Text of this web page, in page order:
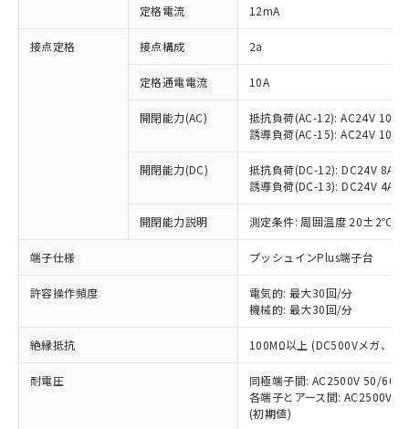
定格電流 12mA
接点定格 接点構成 2a
定格通電電流 10A
開閉能力(AC)
抵抗負荷(AC-12): AC24V 10A/
誘導負荷(AC-15): AC24V
開閉能力(DC)
抵抗負荷(DC-12): DC24V 8A/
誘導負荷(DC-13): DC24V 4A/
開閉能力説明 測定条件: 周囲温度 20±2℃、
端子仕様 プッシュインPlus端子台
許容操作頻度
電気的: 最大30回/分
機械的: 最大30回/分
絶縁抵抗 100MΩ以上 (DC500Vメガ、点
耐電圧
同極端子間: AC2500V 50/
各端子とアース間: AC2500V
(初期値)
ご利用条件
以下の条件をお読みいただき、同意のうえ
ご利用ください。
本サービスは、当社制御機器事業取扱
商品の当社在庫状況および標準価格
(税抜)を提供させていただくもので
当社制御機器事業取扱商品の中には、
本サービスの対象外となる商品もある
ことをご了承ください。
在庫状況および標準価格照会結果は、
記載している更新日時点での社内デー
タに基づき作成されるものであり、閲
覧された時点での実際の在庫および標
準価格とは異なる場合があることをご
対応済み：EU RoHS指令（10物質）の
非含有に対応した製品が提供可能な商品で
す。
対応予定：EU RoHS指令（10物質）の非含
有に対応した製品に切り替える予定のある
対応予定なし：EU RoHS指令（10物質）の
非含有に非対応の商品で、対応品を出す予
定はありません。
調査・確認中：EU RoHS指令（10物質）の
非含有の対応状況を調査中または確認中の
非該当品：ライセンス料など無形物で、有
害物質有無と関係のない商品です。
仕入先様の事情により、非含有部品として
いたものが、含有品と判明した場合などや
むを得ず変更することがあります。
六価クロム(Cr(Ⅵ)) 1000ppm以下、ポリ臭化ビフェニル
類(PBB) 1000ppm以下、ポリ臭化ジフェニルエーテル類
「○」：最大均質材料含有率が中国RoHSの
基準値以下であることを示します。
「×」：最大均質材料含有率が中国RoHSの
基準値を超えていることを示します。
「－」：未確認です。当社販売部門へお問
*中国RoHS10物質の基準値 (GB/T26572)：
Pb(鉛) :1000ppm、 Hg(水銀) : 1000ppm、 Cd(カドミウ
Cr(Ⅵ)(六価クロム) : 1000ppm、 PBBs(ポリ臭化ビフェ
当社は、これら貴社製品のうち、外国
為替および外国貿易法に定める商品
（以下｢規制貨物等」という）を輸出
または国外への提供する場合は、日本
国政府の輸出許可(または役務取引許
可)を取得するなどの必要な手続きを